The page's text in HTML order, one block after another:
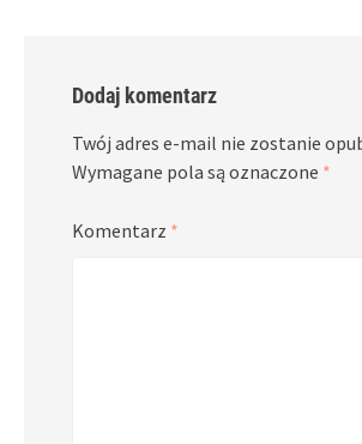
Dodaj komentarz
Twój adres e-mail nie zostanie
Wymagane pola są oznaczone *
Komentarz *